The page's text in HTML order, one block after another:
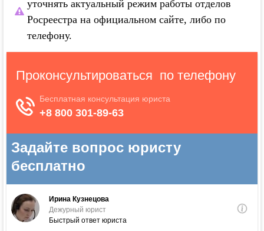
уточнять актуальный режим работы отделов
Росреестра на официальном сайте, либо по
телефону.